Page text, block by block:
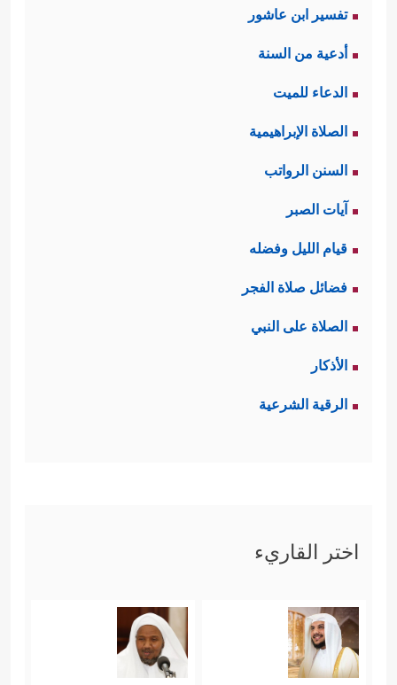
تفسير ابن عاشور
أدعية من السنة
الدعاء للميت
الصلاة الإبراهيمية
السنن الرواتب
آيات الصبر
قيام الليل وفضله
فضائل صلاة الفجر
الصلاة على النبي
الأذكار
الرقية الشرعية
اختر القاريء